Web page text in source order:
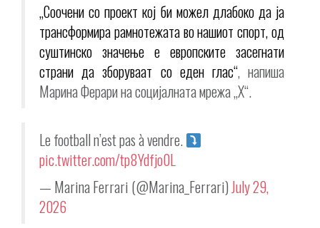
„Соочени со проект кој би можел длабоко да ја
трансформира рамнотежата во нашиот спорт, од
суштинско значење е европските засегнати
страни да зборуваат со еден глас“, напиша
Марина Ферари на социјалната мрежа „X“.
Le football n’est pas à vendre.
pic.twitter.com/tp8Ydfjo0L
— Marina Ferrari (@Marina_Ferrari)July 29,
2026